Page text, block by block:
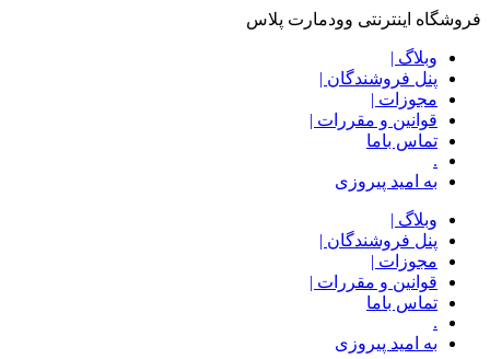
فروشگاه اینترنتی وودمارت پلاس
وبلاگ |
پنل فروشندگان |
مجوزات |
قوانین و مقررات |
تماس باما
.
به امید پیروزی
وبلاگ |
پنل فروشندگان |
مجوزات |
قوانین و مقررات |
تماس باما
.
به امید پیروزی